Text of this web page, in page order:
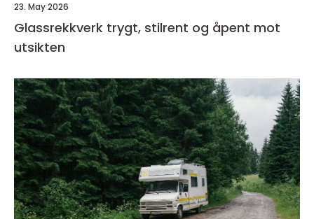
23. May 2026
Glassrekkverk trygt, stilrent og åpent mot
utsikten